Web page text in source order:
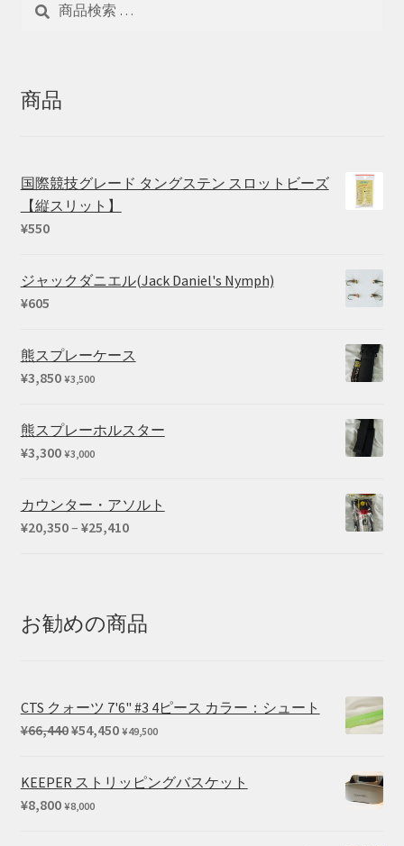
商品
国際競技グレード タングステン スロットビーズ
【縦スリット】
¥550
ジャックダニエル(Jack Daniel's Nymph)
¥605
熊スプレーケース
¥3,850 ¥3,500
熊スプレーホルスター
¥3,300 ¥3,000
カウンター・アソルト
¥20,350– ¥25,410価
–
¥25,410
お勧めの商品
CTS クォーツ 7'6" #3 4ピース カラー：シュート
¥66,440元
価
¥54,450現
¥49,500
KEEPER ストリッピングバスケット
¥8,800 ¥8,000